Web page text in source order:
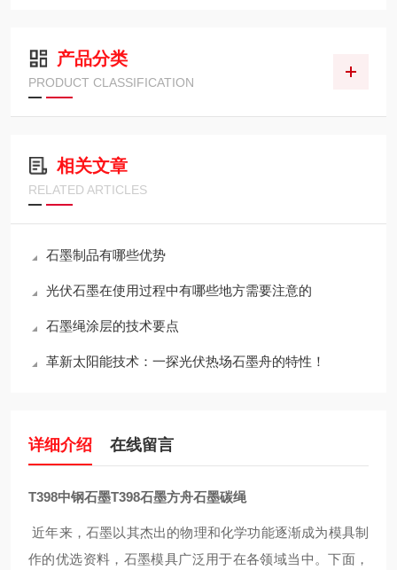
产品分类
PRODUCT CLASSIFICATION
相关文章
RELATED ARTICLES
石墨制品有哪些优势
光伏石墨在使用过程中有哪些地方需要注意的
石墨绳涂层的技术要点
革新太阳能技术：一探光伏热场石墨舟的特性！
详细介绍 在线留言
T398中钢石墨T398石墨方舟石墨碳绳
近年来，石墨以其杰出的物理和化学功能逐渐成为模具制
作的优选资料，石墨模具广泛用于在各领域当中。下面，